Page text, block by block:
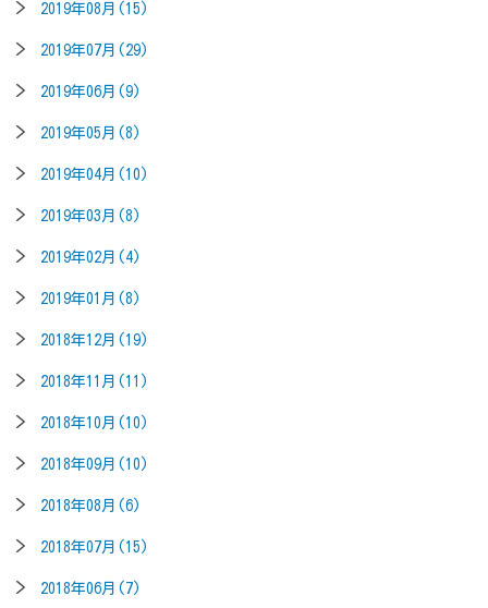
2019年08月(15)
2019年07月(29)
2019年06月(9)
2019年05月(8)
2019年04月(10)
2019年03月(8)
2019年02月(4)
2019年01月(8)
2018年12月(19)
2018年11月(11)
2018年10月(10)
2018年09月(10)
2018年08月(6)
2018年07月(15)
2018年06月(7)